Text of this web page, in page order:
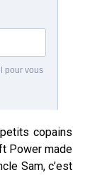
copains
Power made
Sam, c’est